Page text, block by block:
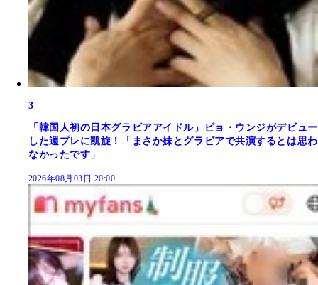
3
「韓国人初の日本グラビアアイドル」ピョ・ウンジがデビュー
した週プレに凱旋！「まさか妹とグラビアで共演するとは思わ
なかったです」
2026年08月03日 20:00